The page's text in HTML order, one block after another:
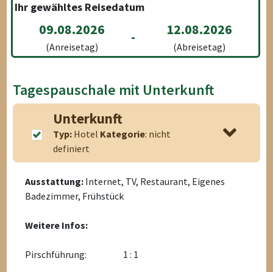
Ihr gewähltes Reisedatum
09.08.2026
(Anreisetag)
- 12.08.2026
(Abreisetag)
Tagespauschale mit Unterkunft
Unterkunft
Typ: Hotel Kategorie: nicht
definiert
Ausstattung: Internet, TV, Restaurant, Eigenes
Badezimmer, Frühstück
Weitere Infos:
Pirschführung:
1 : 1